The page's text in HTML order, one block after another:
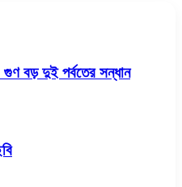
বড় দুই পর্বতের সন্ধান